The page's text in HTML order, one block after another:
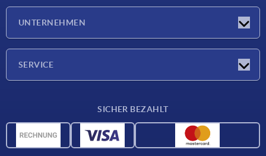
UNTERNEHMEN
SERVICE
CAD-Daten
SICHER BEZAHLT